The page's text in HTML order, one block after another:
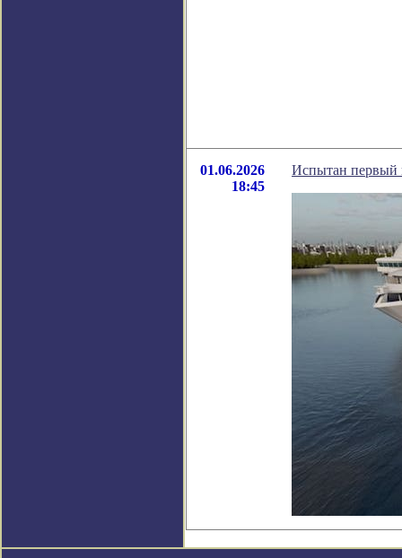
01.06.2026
18:45
Испытан первый